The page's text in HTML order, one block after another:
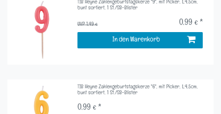
TIB Heyne Zahlengeburtstagskerze "9", mit Picker, L:4,5cm,
bunt sortiert, 1 St./SB-Blister
UVP 1,49 € 0,99 € *
In den Warenkorb
TIB Heyne Zahlengeburtstagskerze "6", mit Picker, L:4,5cm,
bunt sortiert, 1 St./SB-Blister
0,99 € *